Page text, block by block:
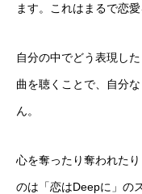
ます。これはまるで恋
自分の中でどう表現し
曲を聴くことで、自分
ん。
心を奪ったり奪われた
のは「恋はDeepに」の